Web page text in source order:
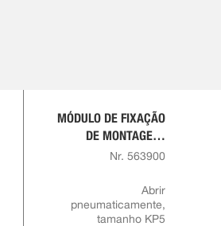
MÓDULO DE FIXAÇÃO
DE MONTAGEM,
VERSÃO DE
Nr. 563900
Abrir
pneumaticamente,
tamanho KP5